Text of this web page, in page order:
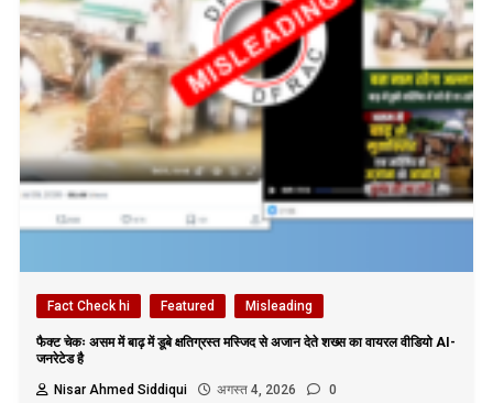
Fact Check hi Featured Misleading
फैक्ट चेकः असम में बाढ़ में डूबे क्षतिग्रस्त मस्जिद से अजान देते शख्स का वायरल वीडियो AI-
जनरेटेड है
Nisar Ahmed Siddiqui
अगस्त 4, 2026 0